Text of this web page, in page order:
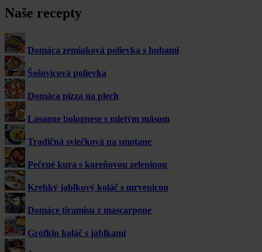
Naše recepty
Domáca zemiaková polievka s hubami
Šošovicová polievka
Domáca pizza na plech
Lasagne bolognese s mletým mäsom
Tradičná sviečková na smotane
Pečené kura s koreňovou zeleninou
Krehký jablkový koláč s mrvenicou
Domáce tiramisu z mascarpone
Grófkin koláč s jablkami